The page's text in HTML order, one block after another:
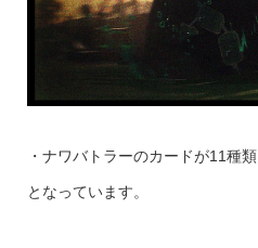
・ナワバトラーのカードが11種類
となっています。